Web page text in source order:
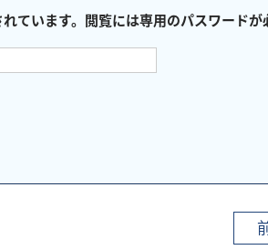
ています。閲覧には専用のパスワードが